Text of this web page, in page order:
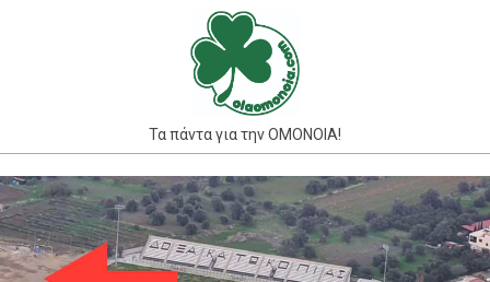
Τα πάντα για την ΟΜΟΝΟΙΑ!
Primary
Navigation
Menu